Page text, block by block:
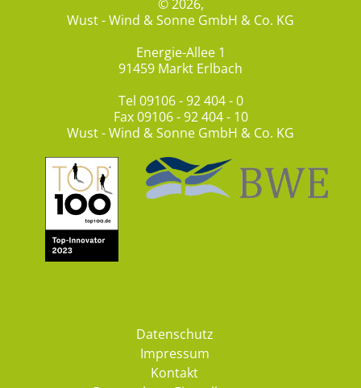
© 2026,
Wust - Wind & Sonne GmbH & Co. KG
Energie-Allee 1
91459 Markt Erlbach
Tel 09106 - 92 404 - 0
Fax 09106 - 92 404 - 10
Wust - Wind & Sonne GmbH & Co. KG
Datenschutz
Impressum
Kontakt